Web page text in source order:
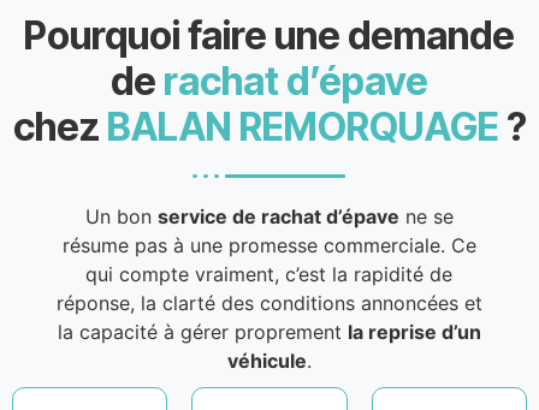
Pourquoi faire une demande
de rachat d’épave
chez BALAN REMORQUAGE ?
Un bon service de rachat d’épave ne se
résume pas à une promesse commerciale. Ce
qui compte vraiment, c’est la rapidité de
réponse, la clarté des conditions annoncées et
la capacité à gérer proprement la reprise d’un
véhicule.